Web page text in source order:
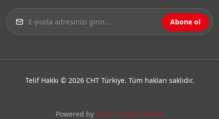
Abone ol
Powered by Kaden Software R&D
Telif Hakkı © 2026 CHT Türkiye. Tüm hakları saklıdır.